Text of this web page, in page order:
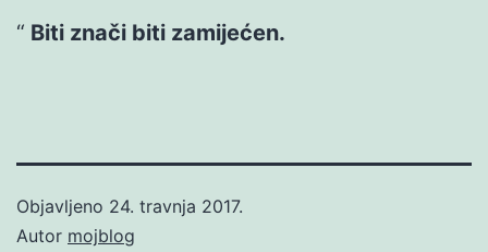
Biti znači biti zamijećen.
Objavljeno 24. travnja 2017.
Autor mojblog